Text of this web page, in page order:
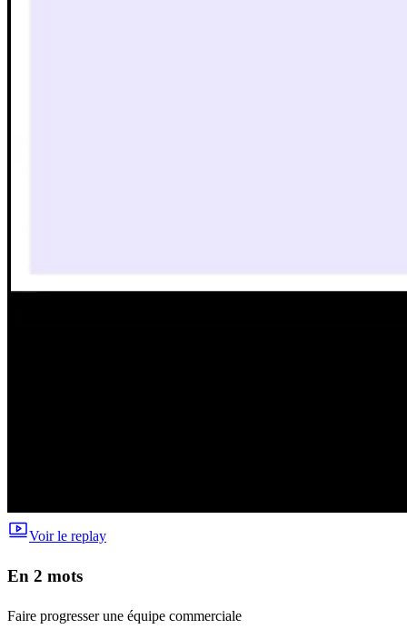
Voir le replay
En 2 mots
Faire progresser une équipe commerciale